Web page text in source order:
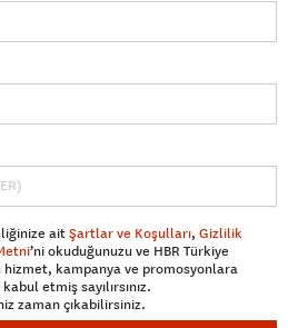
aitŞartlar ve Koşulları, Gizlilik
’ni okuduğunuzu ve HBR Türkiye
kampanya ve promosyonlara
etmiş sayılırsınız.
zaman çıkabilirsiniz.